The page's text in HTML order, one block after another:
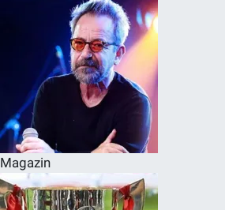
Magazin